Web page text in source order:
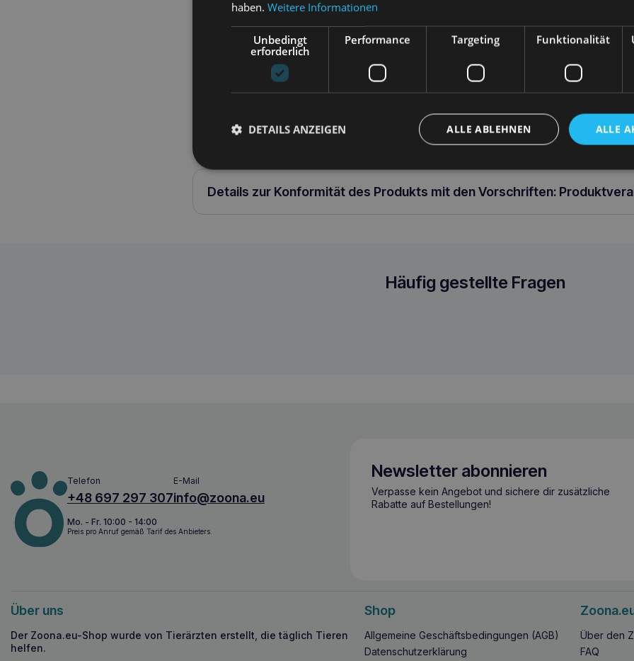
sind jedoch sechs automatische Futterautomaten verborgen, die dem Hund in bestimmten
30, 60 oder 90 Minuten) Futter liefern. Das von L’chic hergestellte Gerät wird mit 3 AA-
besteht aus einem äußerst strapazierfähigen Material, das sich leicht und schnell reinigen
darauf, dass der Teil des Balls, in dem sich die Batterien befinden, nicht überschwemmt wird.
Der Foobler hilft, Körper und Geist Ihres Hundes aktiv zu beschäftigen – er verstärkt die
ermutigt Ihr Haustier, nach Futter zu suchen – und verhindert gleichzeitig übermäßigen
Interesse daran haben, das Haus zu beschädigen.
Details zur Konformität des Produkts mit den Vorschriften:
Häufig gestellte Fragen
Telefon
+48 697 297 307
E-Mail
info@zoona.eu
Mo. - Fr. 10:00 - 14:00
Preis pro Anruf gemäß Tarif des Anbieters.
Newsletter abonnieren
Verpasse kein Angebot und sichere dir zusätzliche
Rabatte auf Bestellungen!
Über uns
Der Zoona.eu-Shop wurde von Tierärzten erstellt, die täglich Tieren
helfen.
Shop
Allgemeine Geschäftsbedingungen (AGB)
Datenschutzerklärung
Über den
FAQ
haben. Weitere Informationen
Unbedingt
erforderlich
Performance Targeting Funktionalität
ALLE
ALLE ABLEHNEN
DETAILS ANZEIGEN